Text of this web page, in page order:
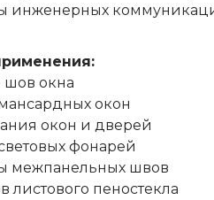
инженерных
окна
окон
окон и дверей
фонарей
межпанельных швов
листового пеностекла